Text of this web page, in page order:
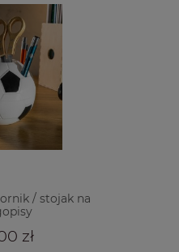
/ stojak na
zł